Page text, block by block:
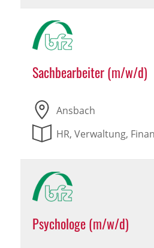
Sachbearbeiter (m/w/d)
Ansbach
HR, Verwaltung,
Psychologe (m/w/d)